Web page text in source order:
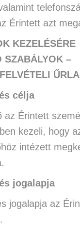
Érintett azt
KEZELÉSÉRE
SZABÁLYOK –
célja
az Érintett
kezeli, hogy
intézett
jogalapja
jogalapja az